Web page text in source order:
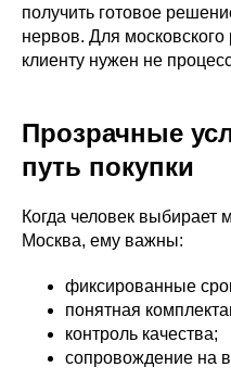
получить готовое
нервов. Для
клиенту нужен не
Прозрачные
путь покупки
Когда человек выбирает
Москва, ему важны:
фиксированные
понятная
контроль качества;
сопровождение на